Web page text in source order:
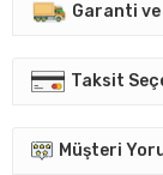
Garanti
Taksit
Müşteri